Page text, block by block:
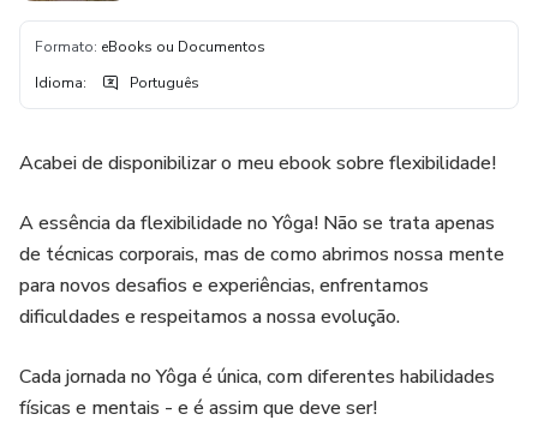
Formato: eBooks ou Documentos
Idioma: Português
Acabei de disponibilizar o meu ebook sobre flexibilidade!
A essência da flexibilidade no Yôga! Não se trata apenas
de técnicas corporais, mas de como abrimos nossa mente
para novos desafios e experiências, enfrentamos
dificuldades e respeitamos a nossa evolução.
Cada jornada no Yôga é única, com diferentes habilidades
físicas e mentais - e é assim que deve ser!